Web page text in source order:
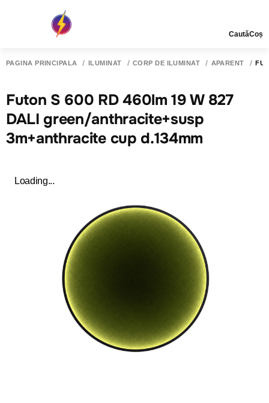
CautăCoș
PAGINA PRINCIPALĂ ILUMINAT CORP DE ILUMINAT APARENT
Futon S 600 RD 460lm 19 W 827
DALI green/anthracite+susp
3m+anthracite cup d.134mm
Loading...